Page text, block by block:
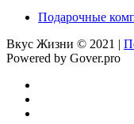
Подарочные
Вкус Жизни © 2021 |
Powered by Gover.pro